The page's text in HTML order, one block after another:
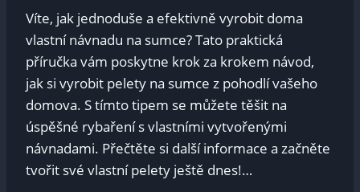
Víte, jak jednoduše a efektivně vyrobit doma
vlastní návnadu na sumce? Tato praktická
příručka vám poskytne krok za krokem návod,
jak si vyrobit pelety na sumce z pohodlí vašeho
domova. S tímto tipem se můžete těšit na
úspěšné rybaření s vlastními vytvořenými
návnadami. Přečtěte si další informace a začněte
tvořit své vlastní pelety ještě dnes!…